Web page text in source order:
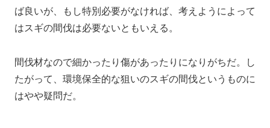
ば良いが、もし特別必要がなければ、考えようによって
はスギの間伐は必要ないともいえる。
間伐材なので細かったり傷があったりになりがちだ。し
たがって、環境保全的な狙いのスギの間伐というものに
はやや疑問だ。